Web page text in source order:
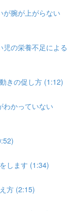
腕が上がらない
の栄養不足による
きの促し方 (1:12)
かっていない
します (1:34)
方 (2:15)